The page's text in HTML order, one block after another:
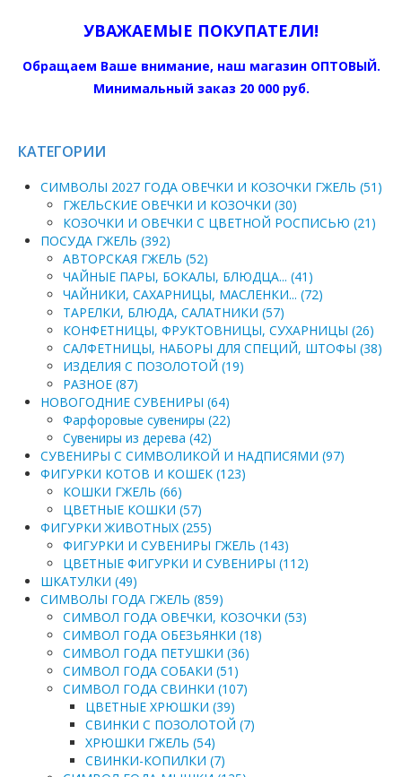
УВАЖАЕМЫЕ ПОКУПАТЕЛИ!
Обращаем Ваше внимание, наш магазин ОПТОВЫЙ.
Минимальный заказ 20 000 руб.
КАТЕГОРИИ
СИМВОЛЫ 2027 ГОДА ОВЕЧКИ И КОЗОЧКИ ГЖЕЛЬ (51)
ГЖЕЛЬСКИЕ ОВЕЧКИ И КОЗОЧКИ (30)
КОЗОЧКИ И ОВЕЧКИ С ЦВЕТНОЙ РОСПИСЬЮ (21)
ПОСУДА ГЖЕЛЬ (392)
АВТОРСКАЯ ГЖЕЛЬ (52)
ЧАЙНЫЕ ПАРЫ, БОКАЛЫ, БЛЮДЦА... (41)
ЧАЙНИКИ, САХАРНИЦЫ, МАСЛЕНКИ... (72)
ТАРЕЛКИ, БЛЮДА, САЛАТНИКИ (57)
КОНФЕТНИЦЫ, ФРУКТОВНИЦЫ, СУХАРНИЦЫ (26)
САЛФЕТНИЦЫ, НАБОРЫ ДЛЯ СПЕЦИЙ, ШТОФЫ (38)
ИЗДЕЛИЯ С ПОЗОЛОТОЙ (19)
РАЗНОЕ (87)
НОВОГОДНИЕ СУВЕНИРЫ (64)
Фарфоровые сувениры (22)
Сувениры из дерева (42)
СУВЕНИРЫ С СИМВОЛИКОЙ И НАДПИСЯМИ (97)
ФИГУРКИ КОТОВ И КОШЕК (123)
КОШКИ ГЖЕЛЬ (66)
ЦВЕТНЫЕ КОШКИ (57)
ФИГУРКИ ЖИВОТНЫХ (255)
ФИГУРКИ И СУВЕНИРЫ ГЖЕЛЬ (143)
ЦВЕТНЫЕ ФИГУРКИ И СУВЕНИРЫ (112)
ШКАТУЛКИ (49)
СИМВОЛЫ ГОДА ГЖЕЛЬ (859)
СИМВОЛ ГОДА ОВЕЧКИ, КОЗОЧКИ (53)
СИМВОЛ ГОДА ОБЕЗЬЯНКИ (18)
СИМВОЛ ГОДА ПЕТУШКИ (36)
СИМВОЛ ГОДА СОБАКИ (51)
СИМВОЛ ГОДА СВИНКИ (107)
ЦВЕТНЫЕ ХРЮШКИ (39)
СВИНКИ С ПОЗОЛОТОЙ (7)
ХРЮШКИ ГЖЕЛЬ (54)
СВИНКИ-КОПИЛКИ (7)